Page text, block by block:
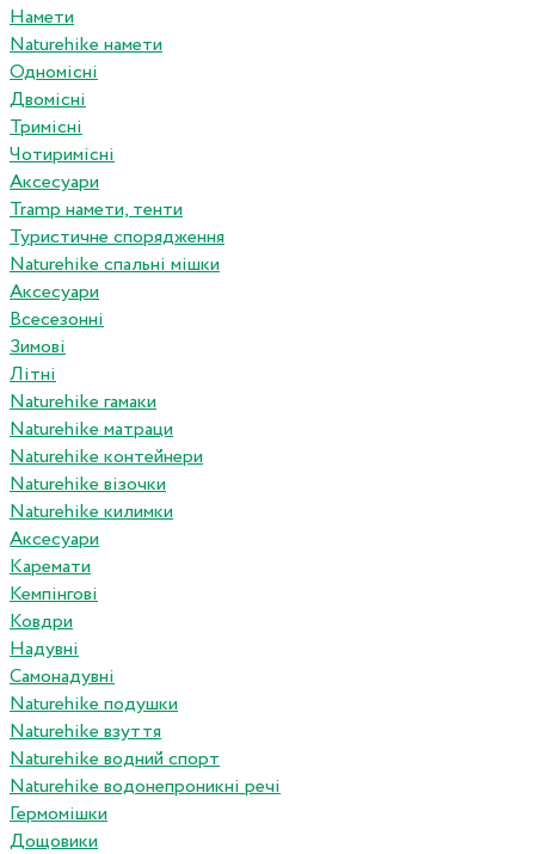
Намети
Naturehike намети
Одномісні
Двомісні
Тримісні
Чотиримісні
Аксесуари
Tramp намети, тенти
Туристичне спорядження
Naturehike спальні мішки
Аксесуари
Всесезонні
Зимові
Літні
Naturehike гамаки
Naturehike матраци
Naturehike контейнери
Naturehike візочки
Naturehike килимки
Аксесуари
Каремати
Кемпінгові
Ковдри
Надувні
Самонадувні
Naturehike подушки
Naturehike взуття
Naturehike водний спорт
Naturehike водонепроникні речі
Гермомішки
Дощовики